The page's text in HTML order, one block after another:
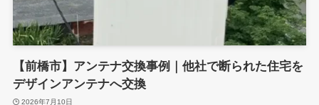
【前橋市】アンテナ交換事例｜他社で断られた住宅を
デザインアンテナへ交換
2026年7月10日